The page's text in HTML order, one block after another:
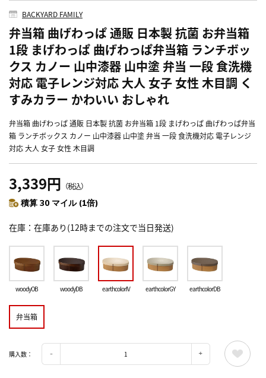
BACKYARD FAMILY
弁当箱 曲げわっぱ 通販 日本製 抗菌 お弁当箱
1段 まげわっぱ 曲げわっぱ弁当箱 ランチボッ
クス カノー 山中漆器 山中塗 弁当 一段 食洗機
対応 電子レンジ対応 大人 女子 女性 木目調 く
すみカラー かわいい おしゃれ
弁当箱 曲げわっぱ 通販 日本製 抗菌 お弁当箱 1段 まげわっぱ 曲げわっぱ弁当
箱 ランチボックス カノー 山中漆器 山中塗 弁当 一段 食洗機対応 電子レンジ
対応 大人 女子 女性 木目調
3,339円 （税込）
積算 30 マイル (1倍)
在庫 在庫あり(12時までの注文で当日発送)
woodyOB woodyDB earthcolorIV earthcolorGY earthcolorDB
弁当箱
購入数：